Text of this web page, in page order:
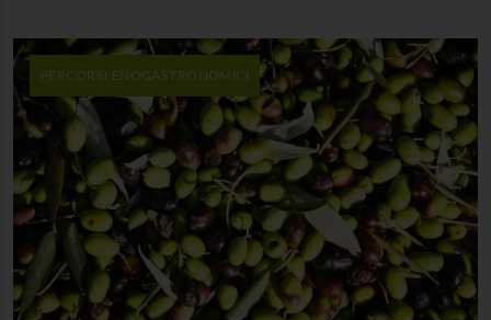
PERCORSI ENOGASTRONOMICI